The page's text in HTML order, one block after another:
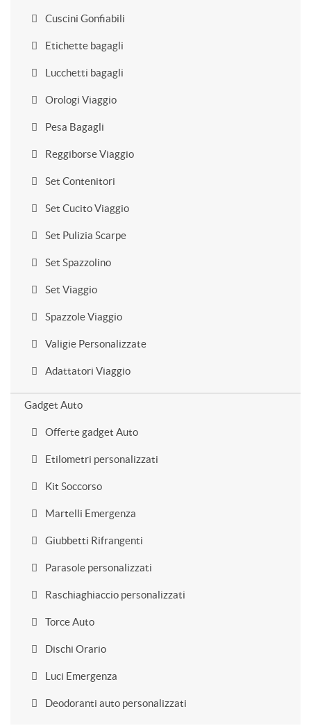
Cuscini Gonfiabili
Etichette bagagli
Lucchetti bagagli
Orologi Viaggio
Pesa Bagagli
Reggiborse Viaggio
Set Contenitori
Set Cucito Viaggio
Set Pulizia Scarpe
Set Spazzolino
Set Viaggio
Spazzole Viaggio
Valigie Personalizzate
Adattatori Viaggio
Gadget Auto
Offerte gadget Auto
Etilometri personalizzati
Kit Soccorso
Martelli Emergenza
Giubbetti Rifrangenti
Parasole personalizzati
Raschiaghiaccio personalizzati
Torce Auto
Dischi Orario
Luci Emergenza
Deodoranti auto personalizzati